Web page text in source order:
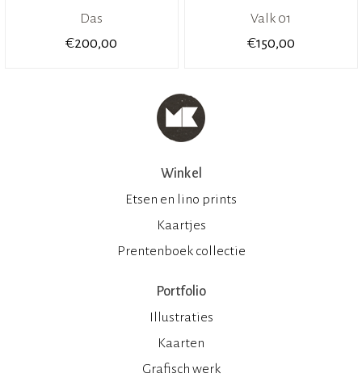
Das
€200,00
Valk 01
€150,00
Winkel
Etsen en lino prints
Kaartjes
Prentenboek collectie
Portfolio
Illustraties
Kaarten
Grafisch werk